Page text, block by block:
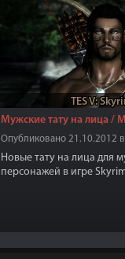
TES V:
Мужские тату на лица /
Опубликовано 21.10.2012
Новые тату на лица для
персонажей в игре